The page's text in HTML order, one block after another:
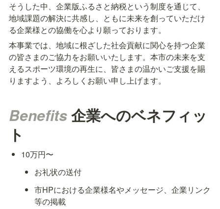
そうした中、企業版ふるさと納税という制度を通じて、
地域課題の解決に共感し、ともに未来を創っていただけ
る企業様との協働を心より願っております。
本事業では、地域に根ざした社会貢献に関心を持つ企業
の皆さまのご協力をお願いいたします。本市の未来を支
えるスポーツ環境の再生に、皆さまの温かいご支援を賜
りますよう、よろしくお願い申し上げます。
Benefits 企業へのベネフィッ
ト
10万円〜
お礼状の送付
市HPにおける企業様名やメッセージ、企業リンク
等の掲載